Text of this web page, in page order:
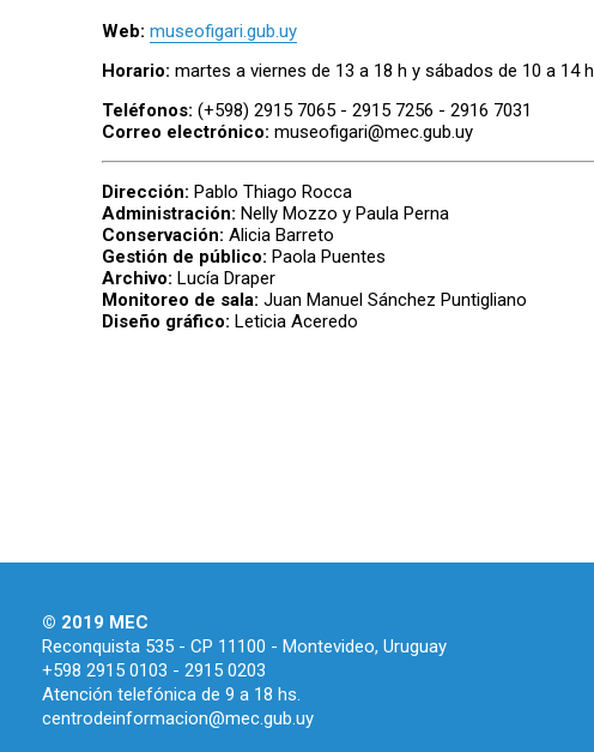
Web: museofigari.gub.uy
Horario: martes a viernes de 13 a 18 h y sábados de 10 a 14 h
Teléfonos: (+598) 2915 7065 - 2915 7256 - 2916 7031
Correo electrónico: museofigari@mec.gub.uy
Dirección: Pablo Thiago Rocca
Administración: Nelly Mozzo y Paula Perna
Conservación: Alicia Barreto
Gestión de público: Paola Puentes
Archivo: Lucía Draper
Monitoreo de sala: Juan Manuel Sánchez Puntigliano
Diseño gráfico: Leticia Aceredo
© 2019 MEC
Reconquista 535 - CP 11100 - Montevideo, Uruguay
+598 2915 0103 - 2915 0203
Atención telefónica de 9 a 18 hs.
centrodeinformacion@mec.gub.uy